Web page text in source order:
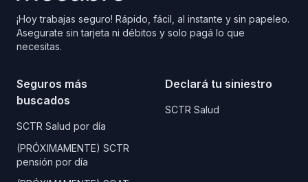
¡Hoy trabajas seguro! Rápido, fácil, al instante y sin papeleo.
Asegurate sin tarjeta ni débitos y solo pagá lo que
necesitas.
Seguros más
buscados
SCTR Salud por día
(PRÓXIMAMENTE) SCTR
pensión por día
Declará tu siniestro
SCTR Salud